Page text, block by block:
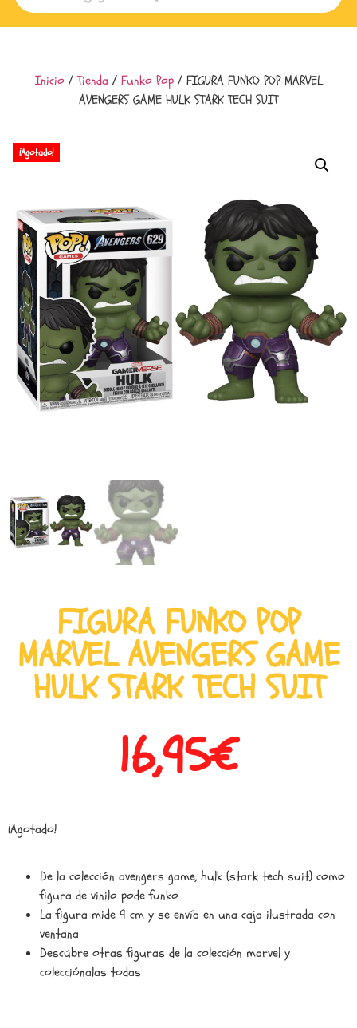
Inicio/Tienda / Funko Pop/ FIGURA FUNKO POP MARVEL
AVENGERS GAME HULK STARK TECH SUIT
¡Agotado!
FIGURA FUNKO POP
MARVEL AVENGERS GAME
HULK STARK TECH SUIT
16,95€
¡Agotado!
De la colección avengers game, hulk (stark tech suit) como
figura de vinilo pode funko
La figura mide 9 cm y se envía en una caja ilustrada con
ventana
Descúbre otras figuras de la colección marvel y
colecciónalas todas